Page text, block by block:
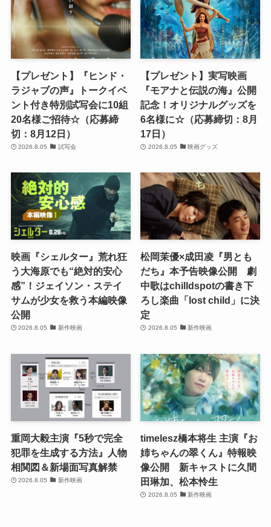
【プレゼント】『ヒンド・
ラジャブの声』トークイベ
ント付き特別試写会に10組
20名様ご招待☆（応募締
切：8月12日）
2026.8.05 試写会
【プレゼント】実写映画
『モアナと伝説の海』公開
記念！オリジナルグッズを
6名様に☆（応募締切：8月
17日）
2026.8.05 映画グッズ
映画『シェルター』荒れ狂
う大海原でも“絶対的安心
感”！ジェイソン・ステイ
サムが少女を救う本編映像
公開
2026.8.05 新作映画
松岡茉優×成田凌『男とも
だち』本予告映像公開 劇
中歌はchilldspotの書き下
ろし楽曲「lost child」に決
定
2026.8.05 新作映画
重岡大毅主演『5秒で完全
犯罪を生成する方法』人物
相関図＆新場面写真解禁
2026.8.05 新作映画
timelesz橋本将生 主演『お
姉ちゃんの翠くん』特報映
像公開 新キャストに久間
田琳加、松本怜生
2026.8.05 新作映画